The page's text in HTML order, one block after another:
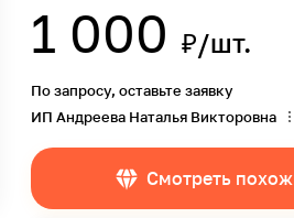
1 000 ₽/шт.
По запросу, оставьте заявку
ИП Андреева Наталья Викторовна
Смотреть